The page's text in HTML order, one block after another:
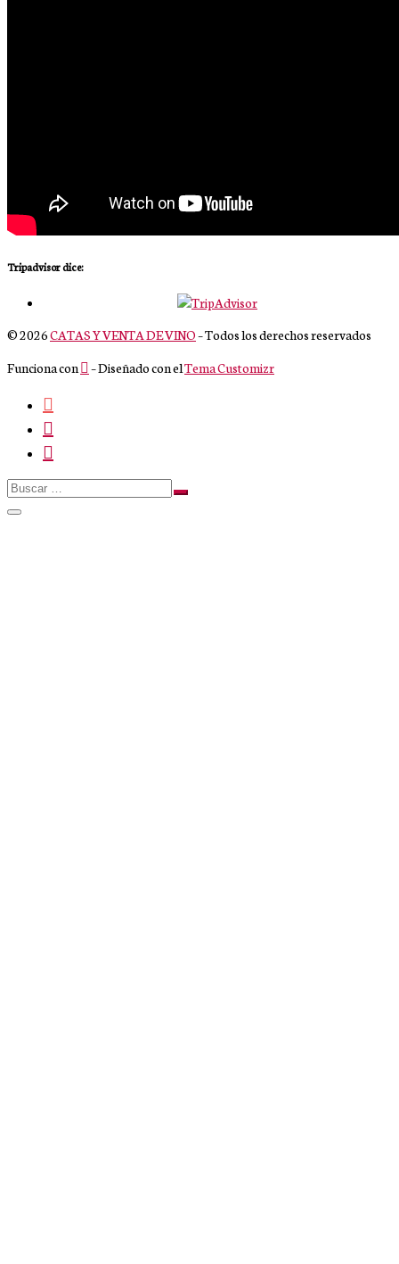
Tripadvisor dice:
© 2026CATAS Y VENTA DE VINO– Todos los derechos reservados
Funciona con
– Diseñado con elTema Customizr
Buscar
Buscar